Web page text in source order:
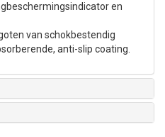
en
van schokbestendig
anti-slip coating.